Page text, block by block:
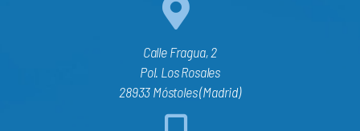
Calle Fragua, 2
Pol. Los Rosales
28933 Móstoles (Madrid)